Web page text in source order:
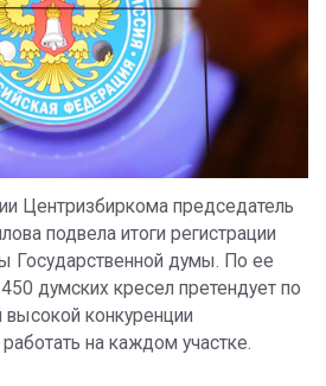
Центризбиркома председатель
подвела итоги регистрации
Государственной думы. По ее
думских кресел претендует по
высокой конкуренции
на каждом участке.